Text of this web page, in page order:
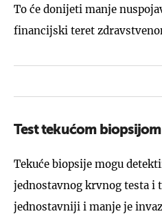
To će donijeti manje
financijski teret
Test tekućom biopsijom
Tekuće biopsije mogu
jednostavnog krvnog testa i
jednostavniji i manje je